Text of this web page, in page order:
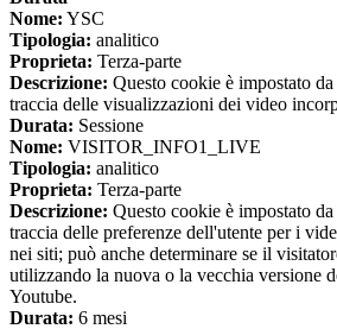
Nome: YSC
Tipologia: analitico
Proprieta: Terza-parte
Descrizione: Questo cookie è impostato
traccia delle visualizzazioni dei video
Durata: Sessione
Nome: VISITOR_INFO1_LIVE
Tipologia: analitico
Proprieta: Terza-parte
Descrizione: Questo cookie è impostato
traccia delle preferenze dell'utente per i
nei siti; può anche determinare se il
utilizzando la nuova o la vecchia versione
Youtube.
Durata: 6 mesi